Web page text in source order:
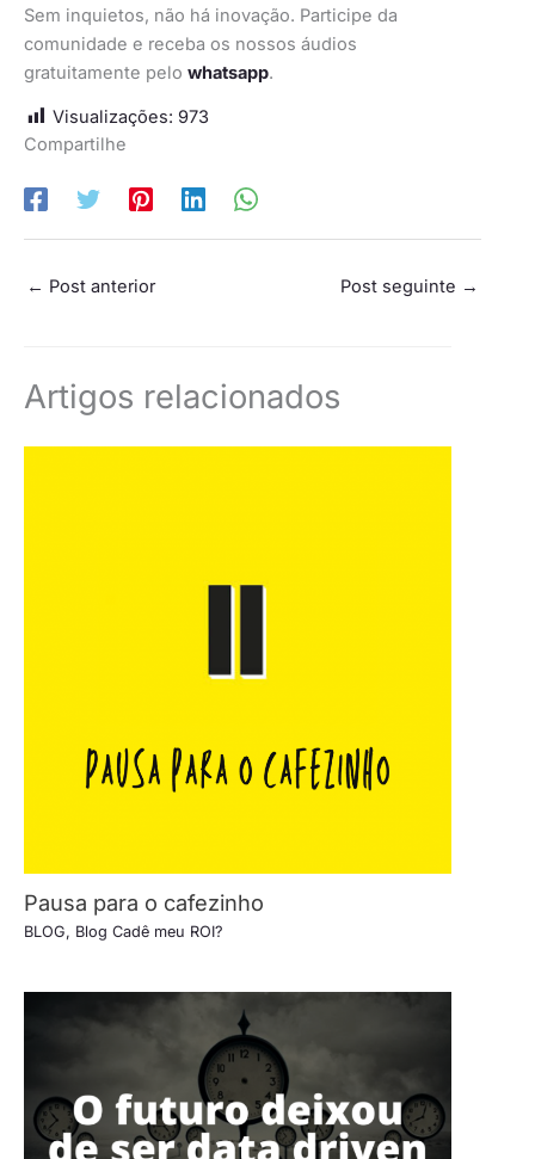
Sem inquietos, não há inovação. Participe da
comunidade e receba os nossos áudios
gratuitamente pelo whatsapp.
Visualizações: 973
Compartilhe
← Post anterior Post seguinte →
Artigos relacionados
Pausa para o cafezinho
BLOG, Blog Cadê meu ROI?